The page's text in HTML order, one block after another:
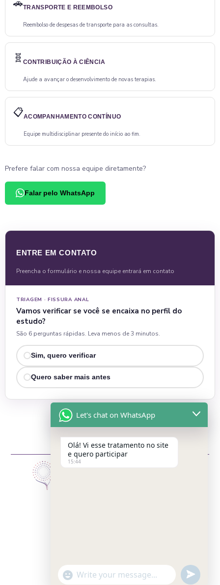
🚗TRANSPORTE E REEMBOLSO
Reembolso de despesas de transporte para as consultas.
🧬 CONTRIBUIÇÃO À CIÊNCIA
Ajude a avançar o desenvolvimento de novas terapias.
📋ACOMPANHAMENTO CONTÍNUO
Equipe multidisciplinar presente do início ao fim.
Prefere falar com nossa equipe diretamente?
Falar pelo WhatsApp
ENTRE EM CONTATO
Preencha o formulário e nossa equipe entrará em contato
TRIAGEM · FISSURA ANAL
Vamos verificar se você se encaixa no perfil do
estudo?
São 6 perguntas rápidas. Leva menos de 3 minutos.
Sim, quero verificar
Quero saber mais antes
Let's chat on WhatsApp
Olá! Vi esse tratamento no site
e quero participar
15:44
"+chaty_settings.lang.emoji_picker+"
WhatsApp Message undefined